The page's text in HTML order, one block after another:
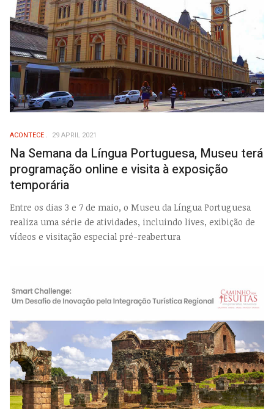
ACONTECE 29 APRIL 2021
Na Semana da Língua Portuguesa, Museu terá
programação online e visita à exposição
temporária
Entre os dias 3 e 7 de maio, o Museu da Língua Portuguesa
realiza uma série de atividades, incluindo lives, exibição de
vídeos e visitação especial pré-reabertura